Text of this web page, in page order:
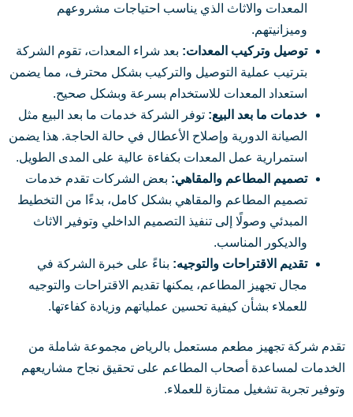
المعدات والاثاث الذي يناسب احتياجات مشروعهم
وميزانيتهم.
توصيل وتركيب المعدات:بعد شراء المعدات، تقوم الشركة
بترتيب عملية التوصيل والتركيب بشكل محترف، مما يضمن
استعداد المعدات للاستخدام بسرعة وبشكل صحيح.
خدمات ما بعد البيع:توفر الشركة خدمات ما بعد البيع مثل
الصيانة الدورية وإصلاح الأعطال في حالة الحاجة. هذا يضمن
استمرارية عمل المعدات بكفاءة عالية على المدى الطويل.
تصميم المطاعم والمقاهي:بعض الشركات تقدم خدمات
تصميم المطاعم والمقاهي بشكل كامل، بدءًا من التخطيط
المبدئي وصولًا إلى تنفيذ التصميم الداخلي وتوفير الاثاث
والديكور المناسب.
تقديم الاقتراحات والتوجيه:بناءً على خبرة الشركة في
مجال تجهيز المطاعم، يمكنها تقديم الاقتراحات والتوجيه
للعملاء بشأن كيفية تحسين عملياتهم وزيادة كفاءتها.
تقدم شركة تجهيز مطعم مستعمل بالرياض مجموعة شاملة من
الخدمات لمساعدة أصحاب المطاعم على تحقيق نجاح مشاريعهم
وتوفير تجربة تشغيل ممتازة للعملاء.